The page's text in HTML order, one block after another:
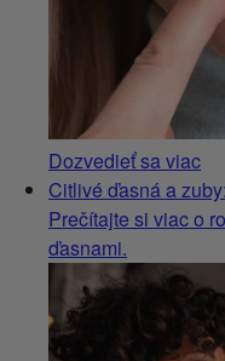
Dozvedieť sa viac
Citlivé ďasná a
Prečítajte si viac o
ďasnami.